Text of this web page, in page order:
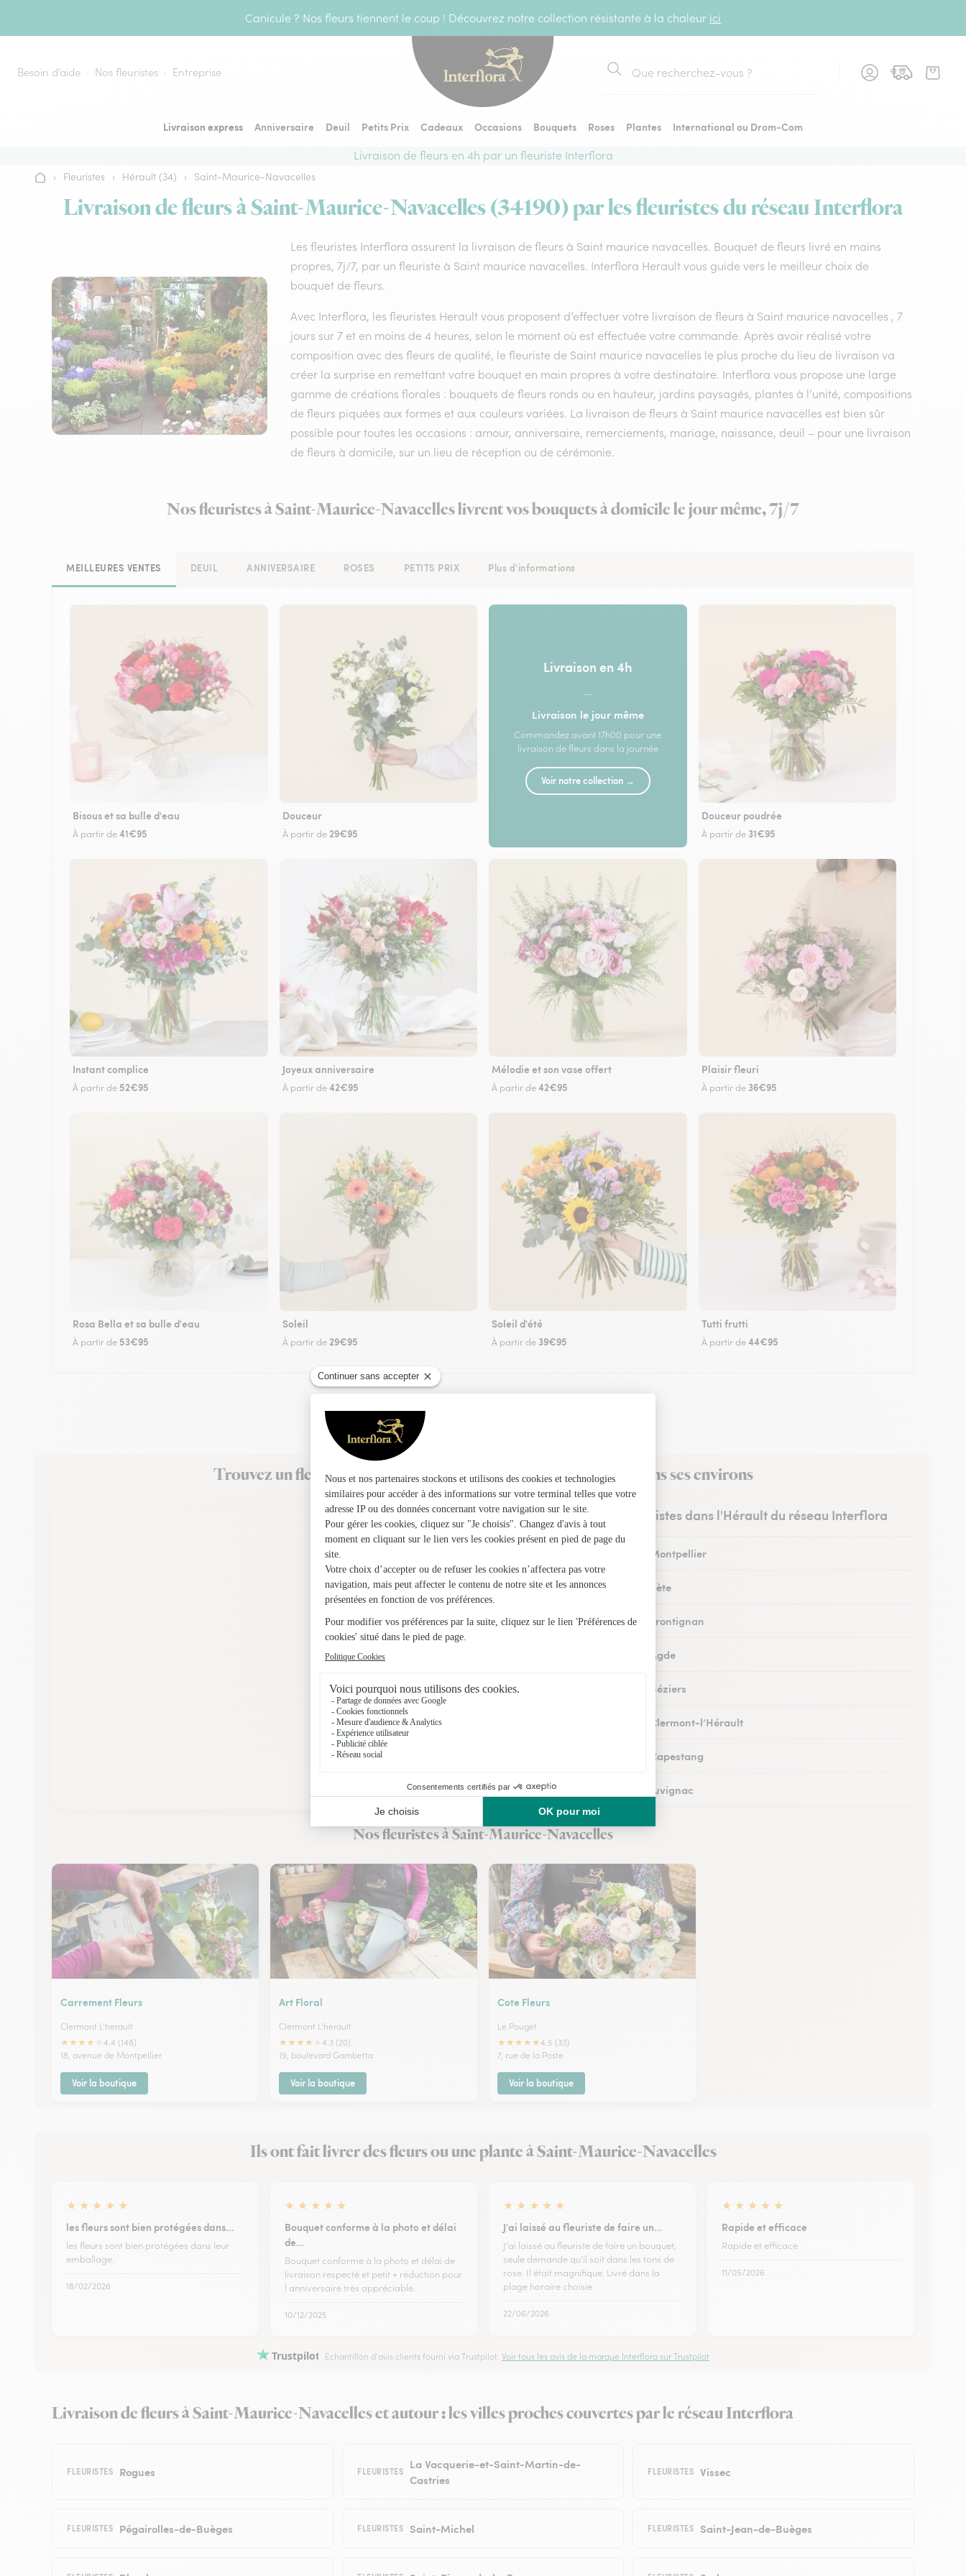
Canicule ? Nos fleurs tiennent le coup ! Découvrez notre collection résistante à la chaleur ici
Besoin d’aide Nos fleuristes Entreprise
Rechercher
Livraison express Anniversaire Deuil Petits Prix Cadeaux Occasions Bouquets Roses Plantes
International ou Drom-Com
Livraison de fleurs en 4h par un fleuriste Interflora
Accueil
› Fleuristes › Hérault (34) › Saint-Maurice-Navacelles
Livraison de fleurs à Saint-Maurice-Navacelles (34190) par les fleuristes du réseau Interflora
Les fleuristes Interflora assurent la livraison de fleurs à Saint maurice navacelles. Bouquet de fleurs livré en mains
propres, 7j/7, par un fleuriste à Saint maurice navacelles. Interflora Herault vous guide vers le meilleur choix de
bouquet de fleurs.
Avec Interflora, les fleuristes Herault vous proposent d’effectuer votre livraison de fleurs à Saint maurice navacelles , 7
jours sur 7 et en moins de 4 heures, selon le moment où est effectuée votre commande. Après avoir réalisé votre
composition avec des fleurs de qualité, le fleuriste de Saint maurice navacelles le plus proche du lieu de livraison va
créer la surprise en remettant votre bouquet en main propres à votre destinataire. Interflora vous propose une large
gamme de créations florales : bouquets de fleurs ronds ou en hauteur, jardins paysagés, plantes à l’unité, compositions
de fleurs piquées aux formes et aux couleurs variées. La livraison de fleurs à Saint maurice navacelles est bien sûr
possible pour toutes les occasions : amour, anniversaire, remerciements, mariage, naissance, deuil – pour une livraison
de fleurs à domicile, sur un lieu de réception ou de cérémonie.
Nos fleuristes à Saint-Maurice-Navacelles livrent vos bouquets à domicile le jour même, 7j/7
MEILLEURES VENTES DEUIL ANNIVERSAIRE ROSES PETITS PRIX Plus d'informations
Bisous et sa bulle d'eau
À partir de41€95
Douceur
À partir de 29€95
Livraison en 4h
—
Livraison le jour même
Commandez avant 17h00 pour une
livraison de fleurs dans la journée
Voir notre collection →
Douceur poudrée
À partir de 31€95
Instant complice
À partir de 52€95
Joyeux anniversaire
À partir de42€95
Mélodie et son vase offert
À partir de42€95
Plaisir fleuri
À partir de 36€95
Rosa Bella et sa bulle d'eau
À partir de 53€95
Soleil
À partir de 29€95
Soleil d'été
À partir de 39€95
Tutti frutti
À partir de44€95
Trouvez un fleuriste Interflora à Saint-Maurice-Navacelles et dans ses environs
Les fleuristes dans l'Hérault du réseau Interflora
Fleuristes à Montpellier
Fleuristes à Sète
Fleuristes à Frontignan
Fleuristes à Agde
Fleuristes à Béziers
Fleuristes à Clermont-l’Hérault
Fleuristes à Capestang
Fleuristes à Juvignac
Fleuristes à Mauguio
Nos fleuristes à Saint-Maurice-Navacelles
Carrement Fleurs
Clermont L'herault
★★★★
4.4 (148)
18, avenue de Montpellier
Voir la boutique
Art Floral
Clermont L'herault
★★★★
4.3 (20)
19, boulevard Gambetta
Voir la boutique
Cote Fleurs
Le Pouget
★★★★★4.5 (33)
7, rue de la Poste
Voir la boutique
Ils ont fait livrer des fleurs ou une plante à Saint-Maurice-Navacelles
★ ★ ★ ★ ★
les fleurs sont bien protégées dans…
les fleurs sont bien protégées dans leur
emballage.
18/02/2026
★ ★ ★ ★ ★
Bouquet conforme à la photo et délai
de…
Bouquet conforme à la photo et délai de
livraison respecté et petit + réduction pour
l anniversaire très appréciable.
10/12/2025
★ ★ ★ ★ ★
J'ai laissé au fleuriste de faire un…
J'ai laissé au fleuriste de faire un bouquet,
seule demande qu'il soit dans les tons de
rose. Il était magnifique. Livré dans la
plage horaire choisie
22/06/2026
★ ★ ★ ★ ★
Rapide et efficace
Rapide et efficace
11/05/2026
Trustpilot Échantillon d'avis clients fourni via Trustpilot.Voir tous les avis de la marque Interflora sur Trustpilot
Livraison de fleurs à Saint-Maurice-Navacelles et autour : les villes proches couvertes par le réseau Interflora
FLEURISTES Rogues FLEURISTES
La Vacquerie-et-Saint-Martin-de-
Castries
FLEURISTES Vissec
FLEURISTES Pégairolles-de-Buèges FLEURISTES Saint-Michel FLEURISTES Saint-Jean-de-Buèges